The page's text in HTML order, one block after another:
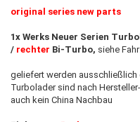
original series new parts​
1x Werks Neuer Serien
/ rechter Bi-Turbo, siehe
geliefert werden ausschließlich
Turbolader sind nach
auch ​kein China Nachbau